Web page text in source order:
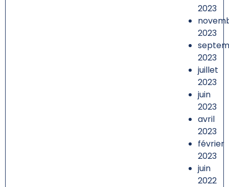
2023
2023
2023
juillet
2023
juin
2023
avril
2023
février
2023
juin
2022